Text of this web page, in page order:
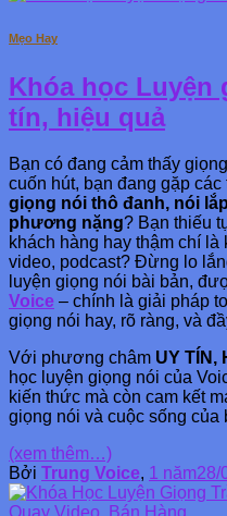
Mẹo Hay
Khóa học Luyện
tín, hiệu quả
Bạn có đang cảm thấy
cuốn hút, bạn đang gặp các
giọng nói thô đanh, nói
phương nặng? Bạn thiếu
khách hàng hay thậm chí
video, podcast? Đừng lo
luyện giọng nói bài bản,
Voice – chính là giải pháp
giọng nói hay, rõ ràng, và
Với phương châm UY TÍN,
học luyện giọng nói của
kiến thức mà còn cam kết
giọng nói và cuộc sống của
(xem thêm…)
Bởi Trung Voice, 1 năm28/